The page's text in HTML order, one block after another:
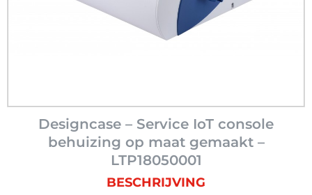
Designcase – Service IoT console
behuizing op maat gemaakt –
LTP18050001
BESCHRIJVING